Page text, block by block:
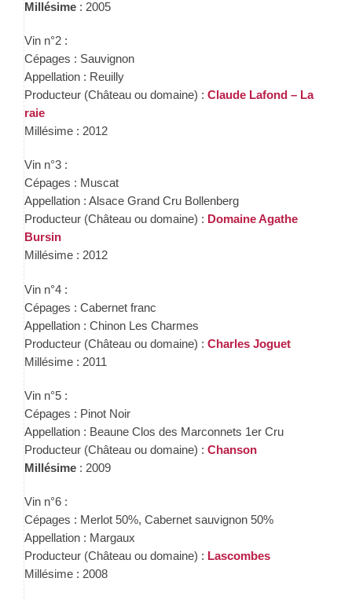
Millésime : 2005
Vin n°2 :
Cépages : Sauvignon
Appellation : Reuilly
Producteur (Château ou domaine) : Claude Lafond – La
raie
Millésime : 2012
Vin n°3 :
Cépages : Muscat
Appellation : Alsace Grand Cru Bollenberg
Producteur (Château ou domaine) : Domaine Agathe
Bursin
Millésime : 2012
Vin n°4 :
Cépages : Cabernet franc
Appellation : Chinon Les Charmes
Producteur (Château ou domaine) : Charles Joguet
Millésime : 2011
Vin n°5 :
Cépages : Pinot Noir
Appellation : Beaune Clos des Marconnets 1er Cru
Producteur (Château ou domaine) : Chanson
Millésime : 2009
Vin n°6 :
Cépages : Merlot 50%, Cabernet sauvignon 50%
Appellation : Margaux
Producteur (Château ou domaine) : Lascombes
Millésime : 2008